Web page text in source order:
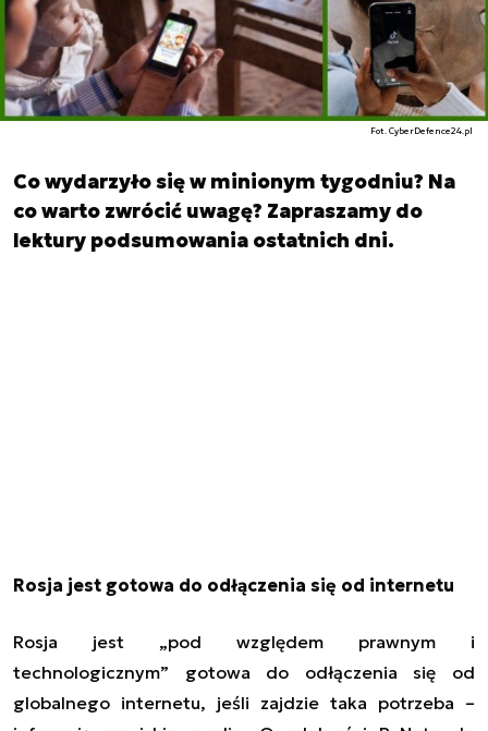
Fot. CyberDefence24.pl
Co wydarzyło się w minionym tygodniu? Na
co warto zwrócić uwagę? Zapraszamy do
lektury podsumowania ostatnich dni.
Rosja jest gotowa do odłączenia się od internetu
Rosja jest „pod względem prawnym i
technologicznym” gotowa do odłączenia się od
globalnego internetu, jeśli zajdzie taka potrzeba –